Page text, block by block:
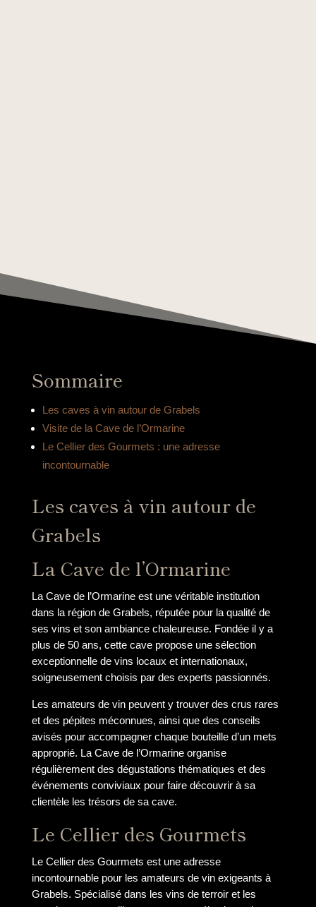
Sommaire
Les caves à vin autour de Grabels
Visite de la Cave de l’Ormarine
Le Cellier des Gourmets : une adresse
incontournable
Les caves à vin autour de
Grabels
La Cave de l’Ormarine
La Cave de l’Ormarine est une véritable institution
dans la région de Grabels, réputée pour la qualité de
ses vins et son ambiance chaleureuse. Fondée il y a
plus de 50 ans, cette cave propose une sélection
exceptionnelle de vins locaux et internationaux,
soigneusement choisis par des experts passionnés.
Les amateurs de vin peuvent y trouver des crus rares
et des pépites méconnues, ainsi que des conseils
avisés pour accompagner chaque bouteille d’un mets
approprié. La Cave de l’Ormarine organise
régulièrement des dégustations thématiques et des
événements conviviaux pour faire découvrir à sa
clientèle les trésors de sa cave.
Le Cellier des Gourmets
Le Cellier des Gourmets est une adresse
incontournable pour les amateurs de vin exigeants à
Grabels. Spécialisé dans les vins de terroir et les